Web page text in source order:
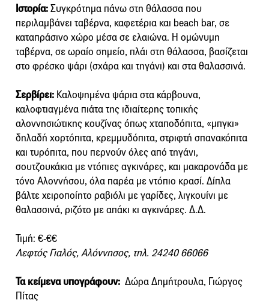
Ιστορία:Συγκρότημα πάνω στη θάλασσα που
περιλαμβάνει ταβέρνα, καφετέρια και beach bar, σε
καταπράσινο χώρο μέσα σε ελαιώνα. Η ομώνυμη
ταβέρνα, σε ωραίο σημείο, πλάι στη θάλασσα, βασίζεται
στο φρέσκο ψάρι (σχάρα και τηγάνι) και στα θαλασσινά.
Σερβίρει: Καλοψημένα ψάρια στα κάρβουνα,
καλοφτιαγμένα πιάτα της ιδιαίτερης τοπικής
αλοννησιώτικης κουζίνας όπως χταποδόπιτα, «μπγκι»
δηλαδή χορτόπιτα, κρεμμυδόπιτα, στριφτή σπανακόπιτα
και τυρόπιτα, που περνούν όλες από τηγάνι,
σουτζουκάκια με ντόπιες αγκινάρες, και μακαρονάδα με
τόνο Αλοννήσου, όλα παρέα με ντόπιο κρασί. Δίπλα
βάλτε χειροποίητο ραβιόλι με γαρίδες, λιγκουίνι με
θαλασσινά, ριζότο με απάκι κι αγκινάρες. Δ.Δ.
Τιμή: €-€€
Λεφτός Γιαλός, Αλόννησος, τηλ. 24240 66066
Τα κείμενα υπογράφουν: Δώρα Δημήτρουλα, Γιώργος
Πίτας